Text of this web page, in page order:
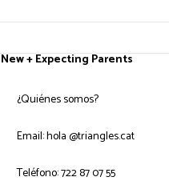
New + Expecting Parents
¿Quiénes somos?
Email: hola @triangles.cat
Teléfono: 722 87 07 55